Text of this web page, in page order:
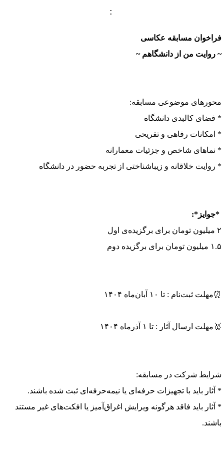
مسابقه عکاسی
روایت من از دانشگاهم ~
موضوعی مسابقه:
فضای کالبدی دانشگاه
امکانات رفاهی و تفریحی
نماهای شاخص و جزئیات معمارانه
روایت خلاقانه و زیباشناختی از تجربه حضور در دانشگاه
برای برگزیده دوم
ثبت‌نام : تا ۱۰ آبان‌ماه ۱۴۰۴
ارسال آثار : تا ۱ آذرماه ۱۴۰۴
شرکت در مسابقه:
آثار باید با تجهیزات حرفه‌ای یا نیمه‌حرفه‌ای ثبت شده باشند.
آثار باید فاقد هرگونه ویرایش اغراق‌آمیز یا افکت‌های غیر مستند